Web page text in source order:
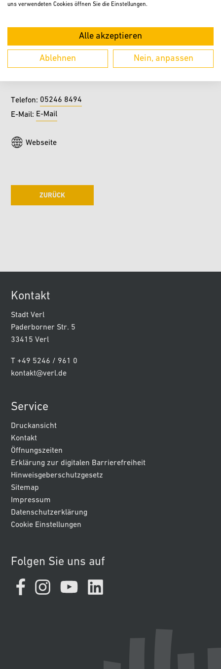
Veranstalter
Familie Kleinehelftewes
Hans-Hermann Kleinehelftewes
Rilkestraße 42
33415 Verl
Telefon: 05246 8494
E-Mail: E-Mail
Webseite
ZURÜCK
Kontakt
Stadt Verl
Paderborner Str. 5
33415 Verl
T +49 5246 / 961 0
kontakt@verl.de
Service
Druckansicht
Kontakt
Öffnungszeiten
Erklärung zur digitalen Barrierefreiheit
Hinweisgeberschutzgesetz
Sitemap
Impressum
Datenschutzerklärung
Cookie Einstellungen
Folgen Sie uns auf
uns verwendeten Cookies öffnen Sie die Einstellungen.
Alle akzeptieren
Ablehnen Nein, anpassen